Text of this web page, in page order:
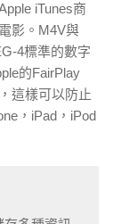
iTunes商
影。M4V與
4標準的數字
的FairPlay
這樣可以防止
，iPad，iPod